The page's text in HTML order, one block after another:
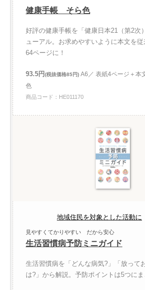
健康手帳 そら色
好評の健康手帳を「健康日本21（第2次
ューアル。お求めやすいように本文を
64ページに！
93.5円(税抜価格85円) A6／ 表紙4ページ＋本
色
商品コード：HE011170
地域住民を対象とした活動に
見やすくてかりやすい だから安心
生活習慣病予防ミニガイド
生活習慣病を「どんな病気?」「放って
は?」から解説。予防ポイントは5つにま